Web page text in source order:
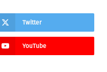
Twitter
YouTube